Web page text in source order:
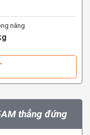
nâng
thẳng đứng